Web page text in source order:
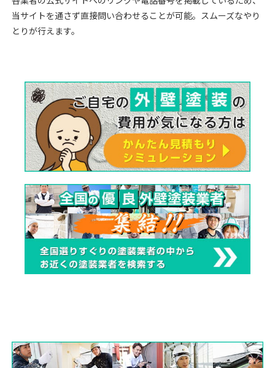
当サイトを通さず直接問い合わせることが可能。スムーズなやり
とりが行えます。